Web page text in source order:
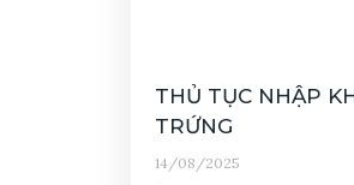
THỦ TỤC NHẬP
TRỨNG
14/08/2025